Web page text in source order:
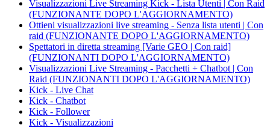
Visualizzazioni Live Streaming Kick - Lista Utenti | Con Raid
(FUNZIONANTE DOPO L'AGGIORNAMENTO)
Ottieni visualizzazioni live streaming - Senza lista utenti | Con
raid (FUNZIONANTE DOPO L'AGGIORNAMENTO)
Spettatori in diretta streaming [Varie GEO | Con raid]
(FUNZIONANTI DOPO L'AGGIORNAMENTO)
Visualizzazioni Live Streaming - Pacchetti + Chatbot | Con
Raid (FUNZIONANTI DOPO L'AGGIORNAMENTO)
Kick - Live Chat
Kick - Chatbot
Kick - Follower
Kick - Visualizzazioni